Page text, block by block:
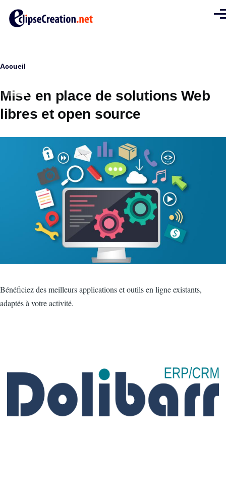
Fil
d'Ariane
Accueil
Mise en place de solutions Web
libres et open source
Intro
Bénéficiez des meilleurs applications et outils en ligne existants,
adaptés à votre activité.